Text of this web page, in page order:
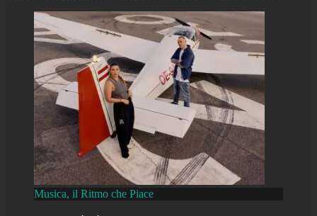
Musica, il Ritmo che Piace